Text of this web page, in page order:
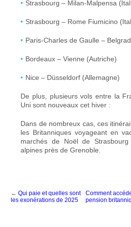
Strasbourg – Milan-Malpensa
Strasbourg – Rome Fiumicino
Paris-Charles de Gaulle –
Bordeaux – Vienne (Autriche)
Nice – Düsseldorf (Allemagne)
De plus, plusieurs vols entre la
Uni sont nouveaux cet hiver :
Dans de nombreux cas, ces
les Britanniques voyageant en
marchés de Noël de Strasbourg
alpines près de Grenoble.
←Qui paie et quelles sont
les exonérations de 2025
Comment
pension